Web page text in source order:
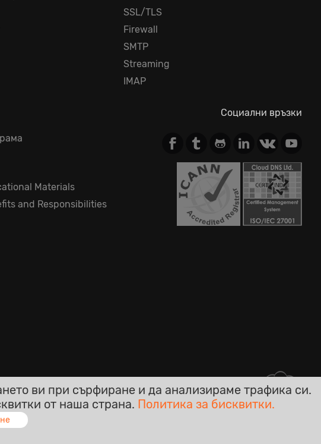
SSL/TLS
Firewall
SMTP
Streaming
IMAP
Materials
and Responsibilities
Социални връзки
скрити такси!
ви при сърфиране и да анализираме трафика си.
от наша страна. Политика за бисквитки.